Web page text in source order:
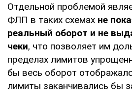
Отдельной проблемой
ФЛП в таких схемах не
реальный оборот и не
чеки, что позволяет им
пределах лимитов
бы весь оборот
лимиты заканчивались бы